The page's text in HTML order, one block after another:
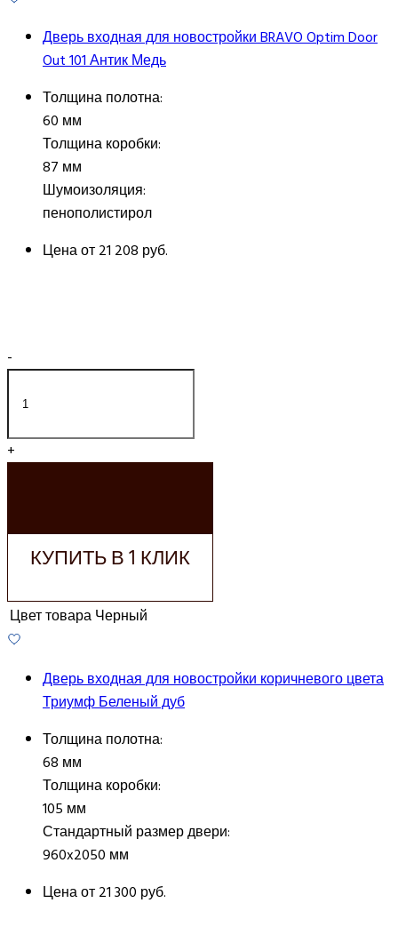
Дверь входная для новостройки BRAVO Optim Door
Out 101 Антик Медь
Толщина полотна:
60 мм
Толщина коробки:
87 мм
Шумоизоляция:
пенополистирол
Цена от21 208 руб.
-
+
КУПИТЬ В 1 КЛИК
Цвет товараЧерный
Дверь входная для новостройки коричневого цвета
Триумф Беленый дуб
Толщина полотна:
68 мм
Толщина коробки:
105 мм
Стандартный размер двери:
960x2050 мм
Цена от21 300 руб.